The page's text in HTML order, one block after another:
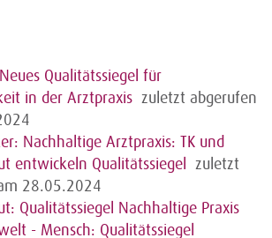
Qualitätssiegel für
in der Arztpraxis zuletzt abgerufen
Nachhaltige Arztpraxis: TK und
entwickeln Qualitätssiegel
zuletzt
28.05.2024
Qualitätssiegel Nachhaltige Praxis
- Mensch: Qualitätssiegel